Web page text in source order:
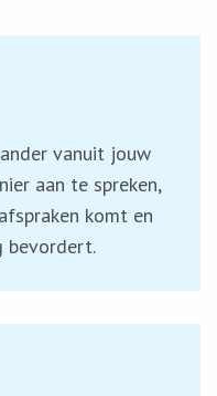
vanuit jouw
aan te spreken,
komt en
bevordert.